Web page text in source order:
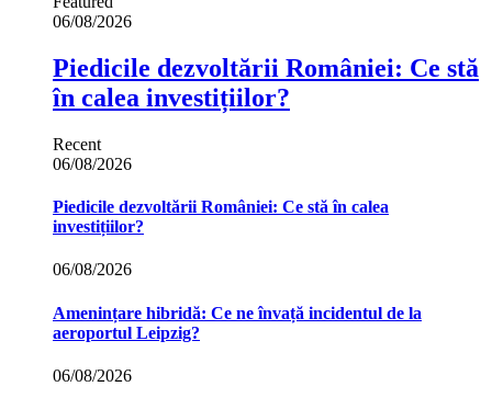
06/08/2026
Piedicile dezvoltării României: Ce stă
în calea investițiilor?
Recent
06/08/2026
Piedicile dezvoltării României: Ce stă în calea
investițiilor?
06/08/2026
Amenințare hibridă: Ce ne învață incidentul de la
aeroportul Leipzig?
06/08/2026